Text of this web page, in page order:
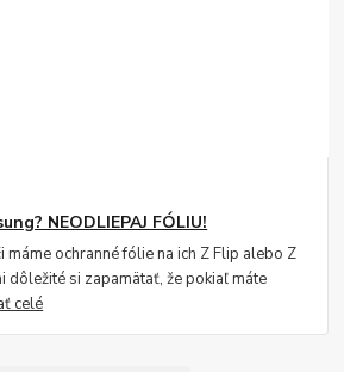
NEODLIEPAJ FÓLIU!
máme ochranné fólie na ich Z Flip alebo Z
dôležité si zapamätať, že pokiaľ máte
celé